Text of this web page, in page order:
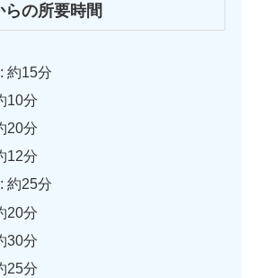
の所要時間
約15分
10分
20分
12分
約25分
20分
30分
25分